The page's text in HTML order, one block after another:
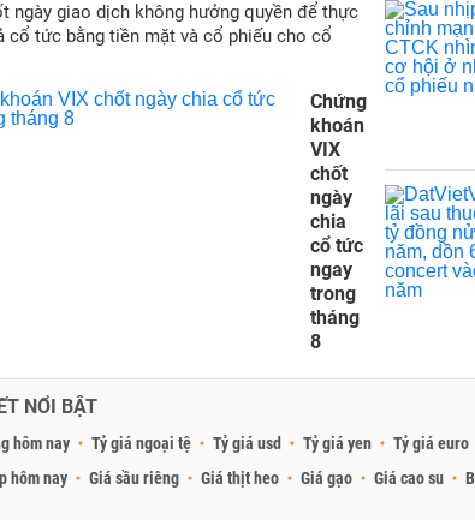
ngày giao dịch không hưởng quyền để thực
cổ tức bằng tiền mặt và cổ phiếu cho cổ
Chứng
khoán
VIX
chốt
ngày
chia
cổ tức
ngay
trong
tháng
8
NỔI BẬT
hôm nay Tỷ giá ngoại tệ Tỷ giá usd Tỷ giá yen Tỷ giá euro
hôm nay
Giá sầu riêng Giá thịt heo Giá gạo Giá cao su